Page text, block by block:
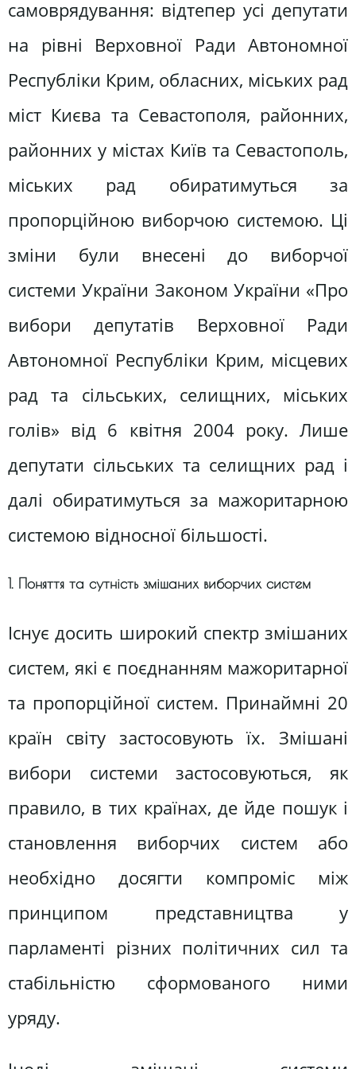
самоврядування: відтепер усі депутати
на рівні Верховної Ради Автономної
Республіки Крим, обласних, міських рад
міст Києва та Севастополя, районних,
районних у містах Київ та Севастополь,
міських рад обиратимуться за
пропорційною виборчою системою. Ці
зміни були внесені до виборчої
системи України Законом України «Про
вибори депутатів Верховної Ради
Автономної Республіки Крим, місцевих
рад та сільських, селищних, міських
голів» від 6 квітня 2004 року. Лише
депутати сільських та селищних рад і
далі обиратимуться за мажоритарною
системою відносної більшості.
1. Поняття та сутність змішаних виборчих систем
Існує досить широкий спектр змішаних
систем, які є поєднанням мажоритарної
та пропорційної систем. Принаймні 20
країн світу застосовують їх. Змішані
вибори системи застосовуються, як
правило, в тих країнах, де йде пошук і
становлення виборчих систем або
необхідно досягти компроміс між
принципом представництва у
парламенті різних політичних сил та
стабільністю сформованого ними
уряду.